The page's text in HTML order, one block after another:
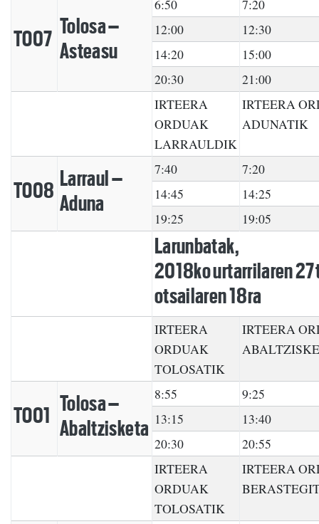
TO07
Tolosa –
Asteasu
6:50
7:20
12:00
12:30
14:20
15:00
20:30
21:00
IRTEERA
ORDUAK
LARRAULDIK
IRTEERA
ADUNATIK
TO08 Larraul –
Aduna
7:40
7:20
14:45
14:25
19:25
19:05
Larunbatak,
2018ko urtarrilaren
otsailaren 18ra
IRTEERA
ORDUAK
TOLOSATIK
IRTEERA
TO01 Tolosa –
Abaltzisketa
8:55
9:25
13:15
13:40
20:30
20:55
IRTEERA
ORDUAK
TOLOSATIK
IRTEERA